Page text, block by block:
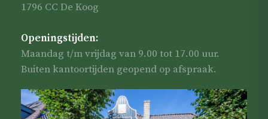
1796 CC De Koog
Openingstijden:
Maandag t/m vrijdag van 9.00 tot 17.00 uur.
Buiten kantoortijden geopend op afspraak.